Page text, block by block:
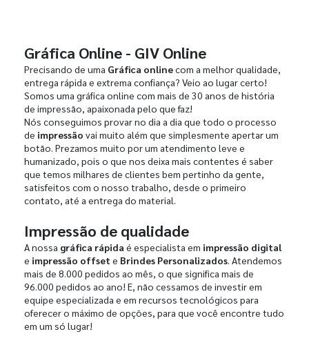
Gráfica Online - GIV Online
Precisando de uma Gráfica onlinecom a melhor qualidade,
entrega rápida e extrema confiança? Veio ao lugar certo!
Somos uma gráfica online com mais de 30 anos de história
de impressão, apaixonada pelo que faz!
Nós conseguimos provar no dia a dia que todo o processo
de impressão vai muito além que simplesmente apertar um
botão. Prezamos muito por um atendimento leve e
humanizado, pois o que nos deixa mais contentes é saber
que temos milhares de clientes bem pertinho da gente,
satisfeitos com o nosso trabalho, desde o primeiro
contato, até a entrega do material.
Impressão de qualidade
A nossa gráfica rápida é especialista em impressão digital
e impressão offset e Brindes Personalizados. Atendemos
mais de 8.000 pedidos ao mês, o que significa mais de
96.000 pedidos ao ano! E, não cessamos de investir em
equipe especializada e em recursos tecnológicos para
oferecer o máximo de opções, para que você encontre tudo
em um só lugar!